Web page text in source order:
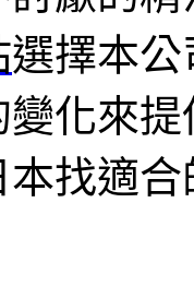
選擇本
變化來提
找適